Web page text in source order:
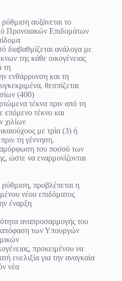
αυξάνεται το
Προνοιακών Επιδομάτων
διαβαθμίζεται ανάλογα με
της κάθε οικογένειας
τη
ενθάρρυνση και τη
θεσπίζεται
(400)
τέκνα πριν από τη
επόμενο τέκνο και
χιλίων
με τρία (3) ή
τη γέννηση.
του ποσού των
ώστε να εναρμονίζονται
προβλέπεται η
νέου επιδόματος
έναρξη
αναπροσαρμογής του
απόφαση των Υπουργών
προκειμένου να
ευελιξία για την αναγκαία
νέα